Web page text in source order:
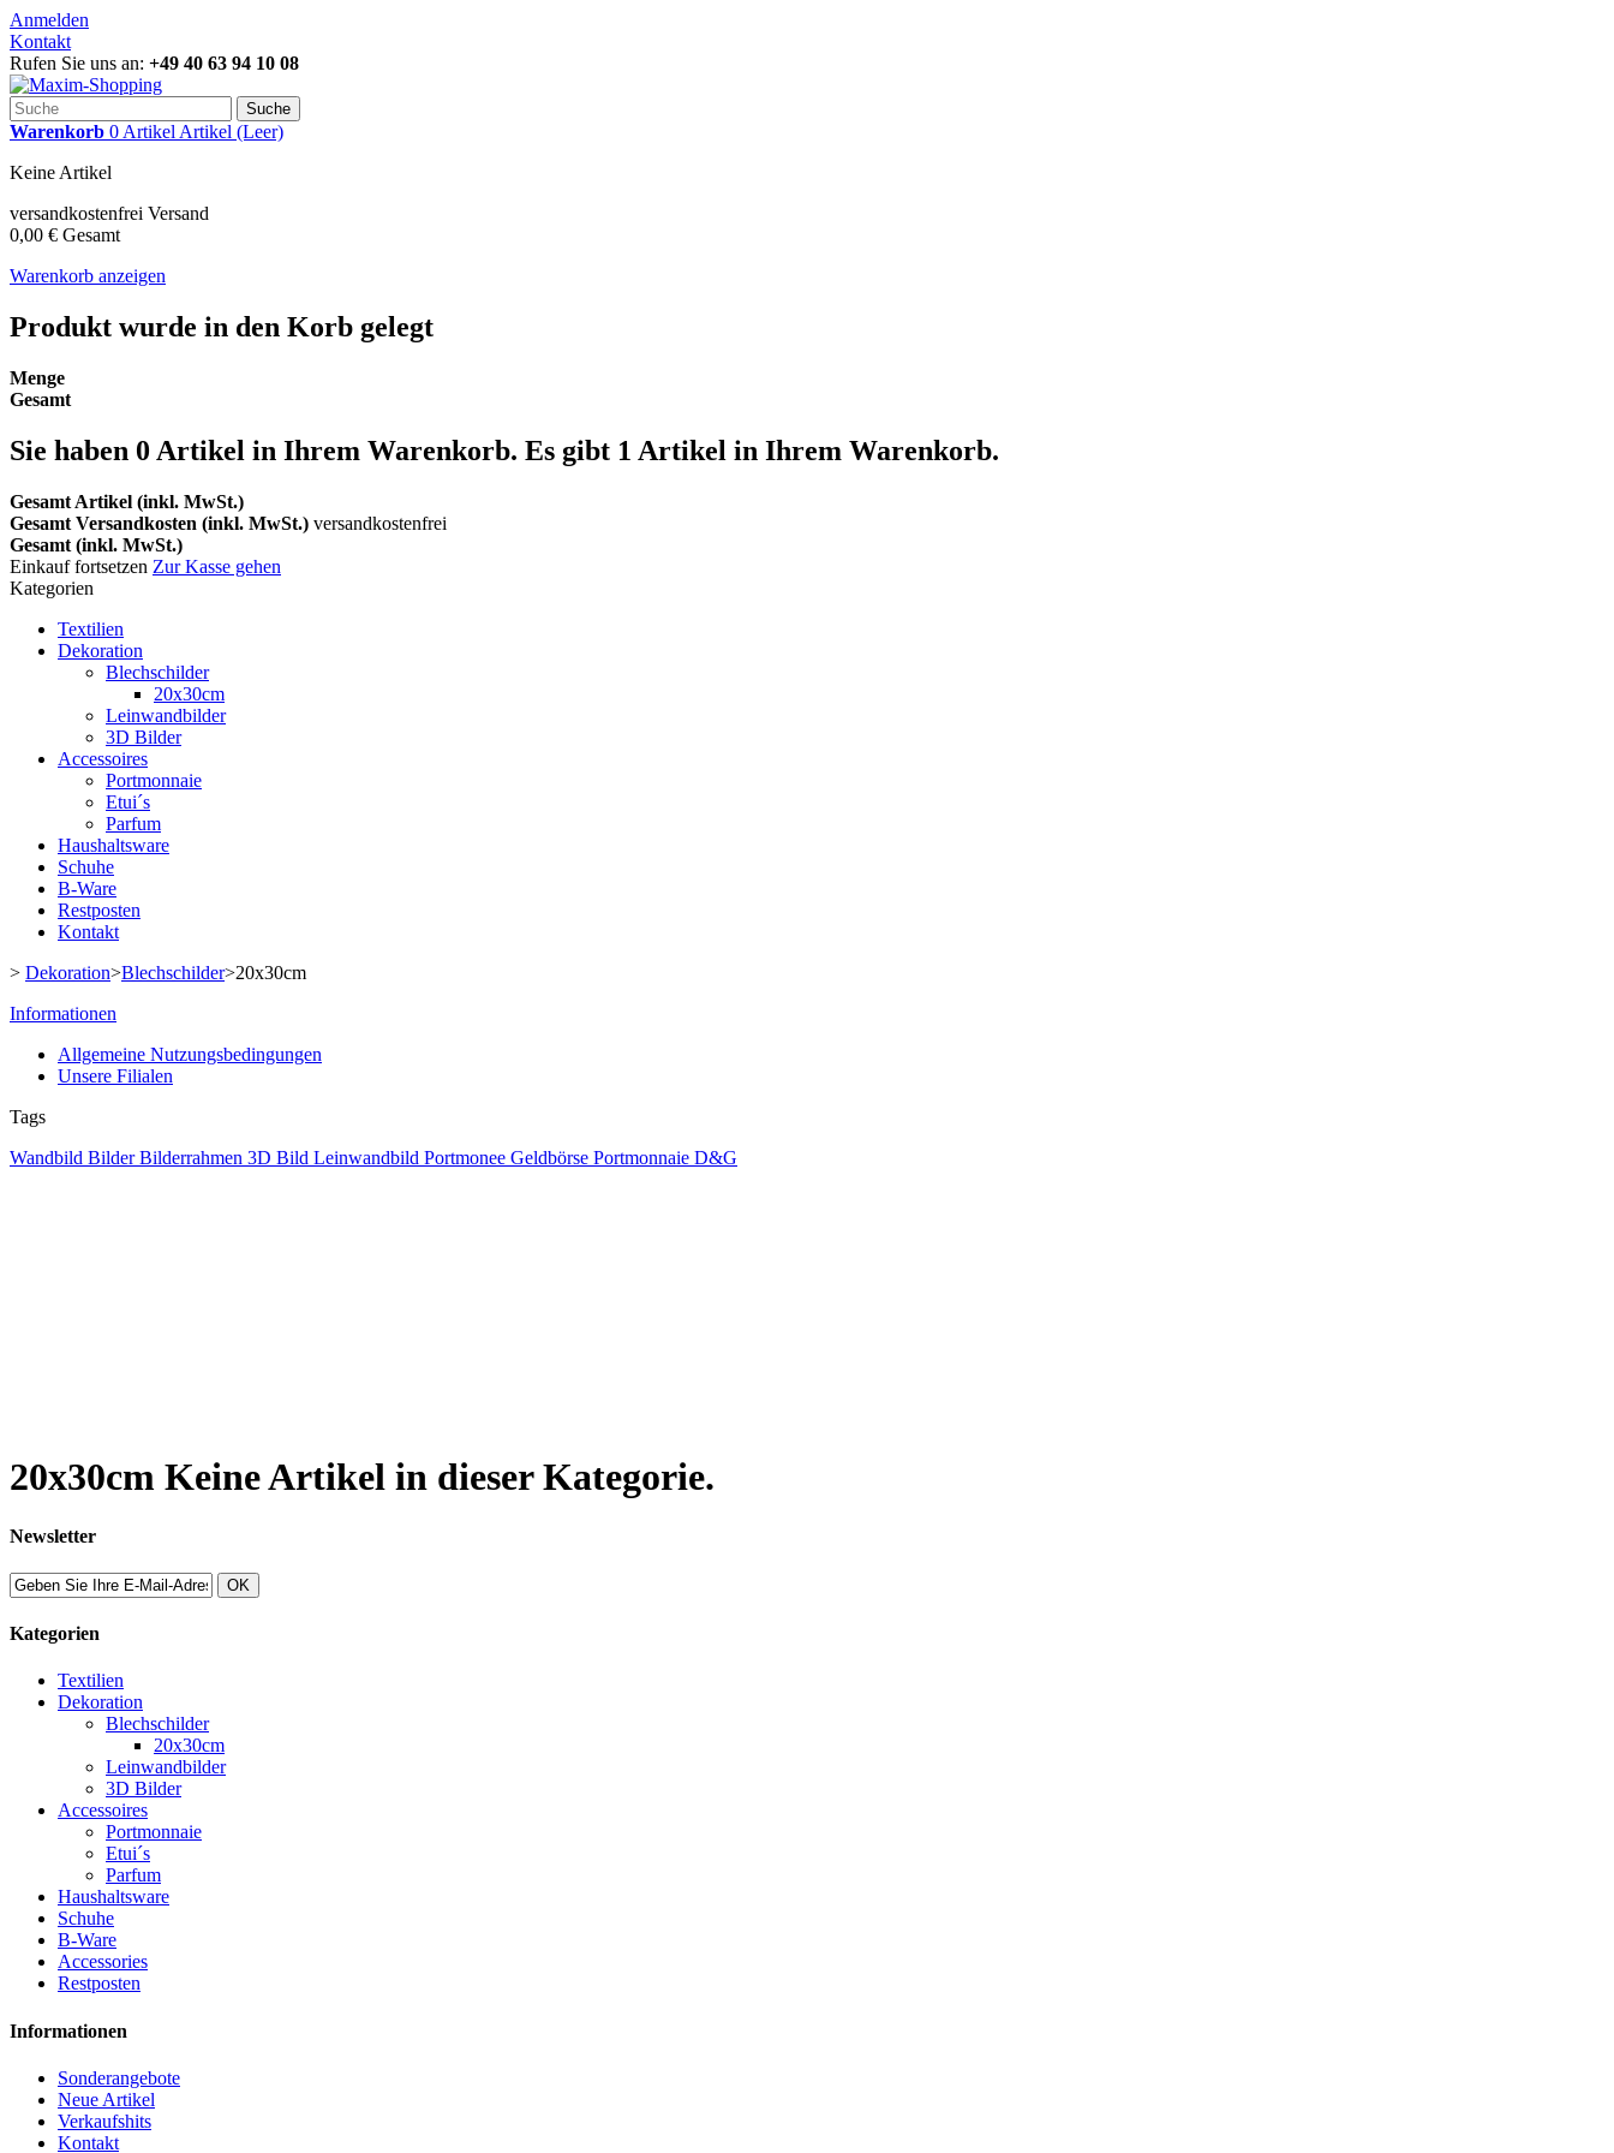
Anmelden
Kontakt
Rufen Sie uns an: +49 40 63 94 10 08
Suche
Warenkorb 0 Artikel Artikel (Leer)
Keine Artikel
versandkostenfrei Versand
0,00 € Gesamt
Warenkorb anzeigen
Produkt wurde in den Korb gelegt
Menge
Gesamt
Sie haben 0 Artikel in Ihrem Warenkorb. Es gibt 1 Artikel in Ihrem Warenkorb.
Gesamt Artikel (inkl. MwSt.)
Gesamt Versandkosten (inkl. MwSt.) versandkostenfrei
Gesamt (inkl. MwSt.)
Einkauf fortsetzen Zur Kasse gehen
Kategorien
Textilien
Dekoration
Blechschilder
20x30cm
Leinwandbilder
3D Bilder
Accessoires
Portmonnaie
Etui´s
Parfum
Haushaltsware
Schuhe
B-Ware
Restposten
Kontakt
> Dekoration>Blechschilder>20x30cm
Informationen
Allgemeine Nutzungsbedingungen
Unsere Filialen
Tags
Wandbild BilderBilderrahmen 3D Bild Leinwandbild Portmonee Geldbörse Portmonnaie D&G
20x30cm Keine Artikel in dieser Kategorie.
Newsletter
OK
Kategorien
Textilien
Dekoration
Blechschilder
20x30cm
Leinwandbilder
3D Bilder
Accessoires
Portmonnaie
Etui´s
Parfum
Haushaltsware
Schuhe
B-Ware
Accessories
Restposten
Informationen
Sonderangebote
Neue Artikel
Verkaufshits
Kontakt